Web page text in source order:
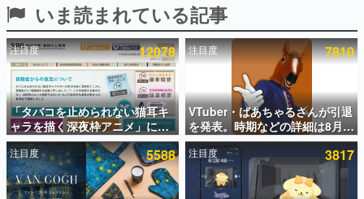
殿堂入り記事
SNS拡散数が数千以上！ ページビュー数万以上！ などな
ど。多くの人々に読まれた、電ファミ渾身の“殿堂入り”記
事をまとめました。
ゲームの企画書
名作ゲームクリエイターの方々に製作時のエピソードをお
聞きし、ヒットする企画（ゲーム）とは何か？を探ってい
きます。
赫本
この物語を解いてはいけない。『赫本』は、〈試験問題〉
の形をした短編ホラー小説集です。
いま読まれている記事
注目度 12078
「タバコを止められない猫耳キ
ャラを描く深夜枠アニメ」に視
聴者の一部から批判意見。違法
薬物の使用と思しき描写も含め
て、BPOが議論を交わす
注目度 7810
VTuber・ばあちゃるさんが引退
を発表。時期などの詳細は8月9
日15時からの配信で説明
注目度 5588 注目度 3817